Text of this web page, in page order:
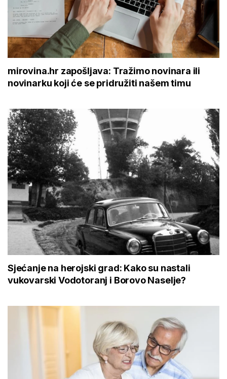
mirovina.hr zapošljava: Tražimo novinara ili
novinarku koji će se pridružiti našem timu
Sjećanje na herojski grad: Kako su nastali
vukovarski Vodotoranj i Borovo Naselje?